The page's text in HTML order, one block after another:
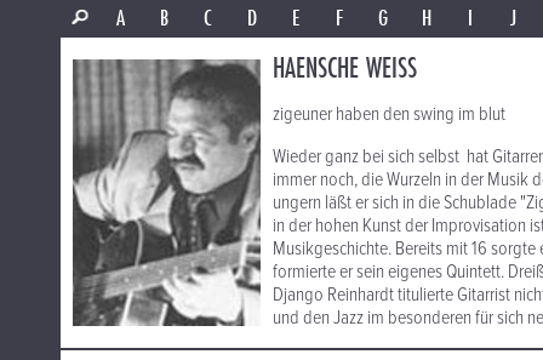
A
B C D E F G H I J
HAENSCHE WEISS
zigeuner haben den swing im blut
Wieder ganz bei sich selbst hat
immer noch, die Wurzeln in der Musik
ungern läßt er sich in die Schublade
in der hohen Kunst der Improvisation
Musikgeschichte. Bereits mit 16
formierte er sein eigenes Quintett.
Django Reinhardt titulierte Gitarrist
und den Jazz im besonderen für sich